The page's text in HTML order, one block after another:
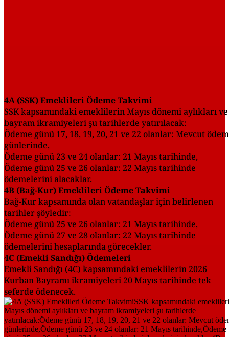
4A (SSK) Emeklileri Ödeme Takvimi
SSK kapsamındaki emeklilerin Mayıs dönemi aylıkları ve
bayram ikramiyeleri şu tarihlerde yatırılacak:
Ödeme günü 17, 18, 19, 20, 21 ve 22 olanlar: Mevcut
günlerinde,
Ödeme günü 23 ve 24 olanlar: 21 Mayıs tarihinde,
Ödeme günü 25 ve 26 olanlar: 22 Mayıs tarihinde
ödemelerini alacaklar.
4B (Bağ-Kur) Emeklileri Ödeme Takvimi
Bağ-Kur kapsamında olan vatandaşlar için belirlenen
tarihler şöyledir:
Ödeme günü 25 ve 26 olanlar: 21 Mayıs tarihinde,
Ödeme günü 27 ve 28 olanlar: 22 Mayıs tarihinde
ödemelerini hesaplarında görecekler.
4C (Emekli Sandığı) Ödemeleri
Emekli Sandığı (4C) kapsamındaki emeklilerin 2026
Kurban Bayramı ikramiyeleri 20 Mayıs tarihinde tek
seferde ödenecek.